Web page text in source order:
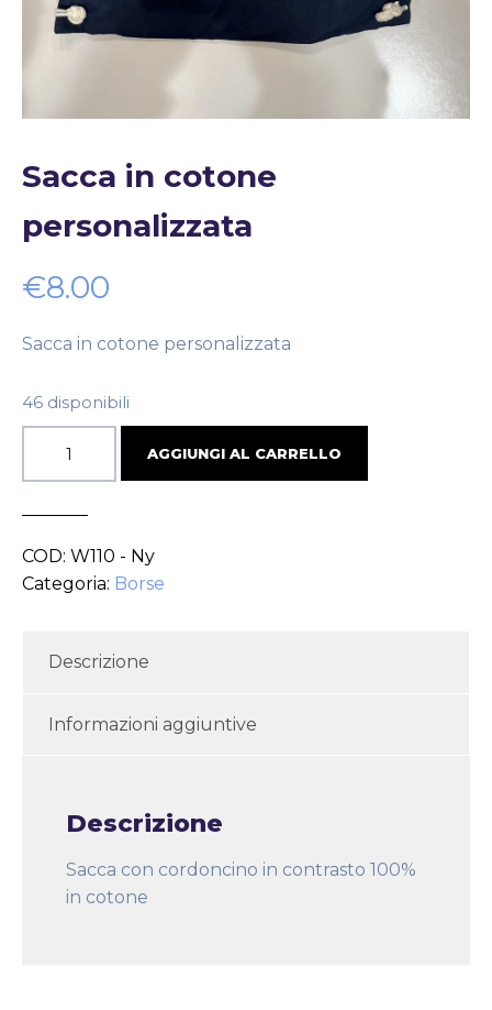
Sacca in cotone
personalizzata
€8.00
Sacca in cotone personalizzata
46 disponibili
AGGIUNGI AL CARRELLO
COD: W110 - Ny
Categoria: Borse
Descrizione
Informazioni aggiuntive
Descrizione
Sacca con cordoncino in contrasto 100%
in cotone